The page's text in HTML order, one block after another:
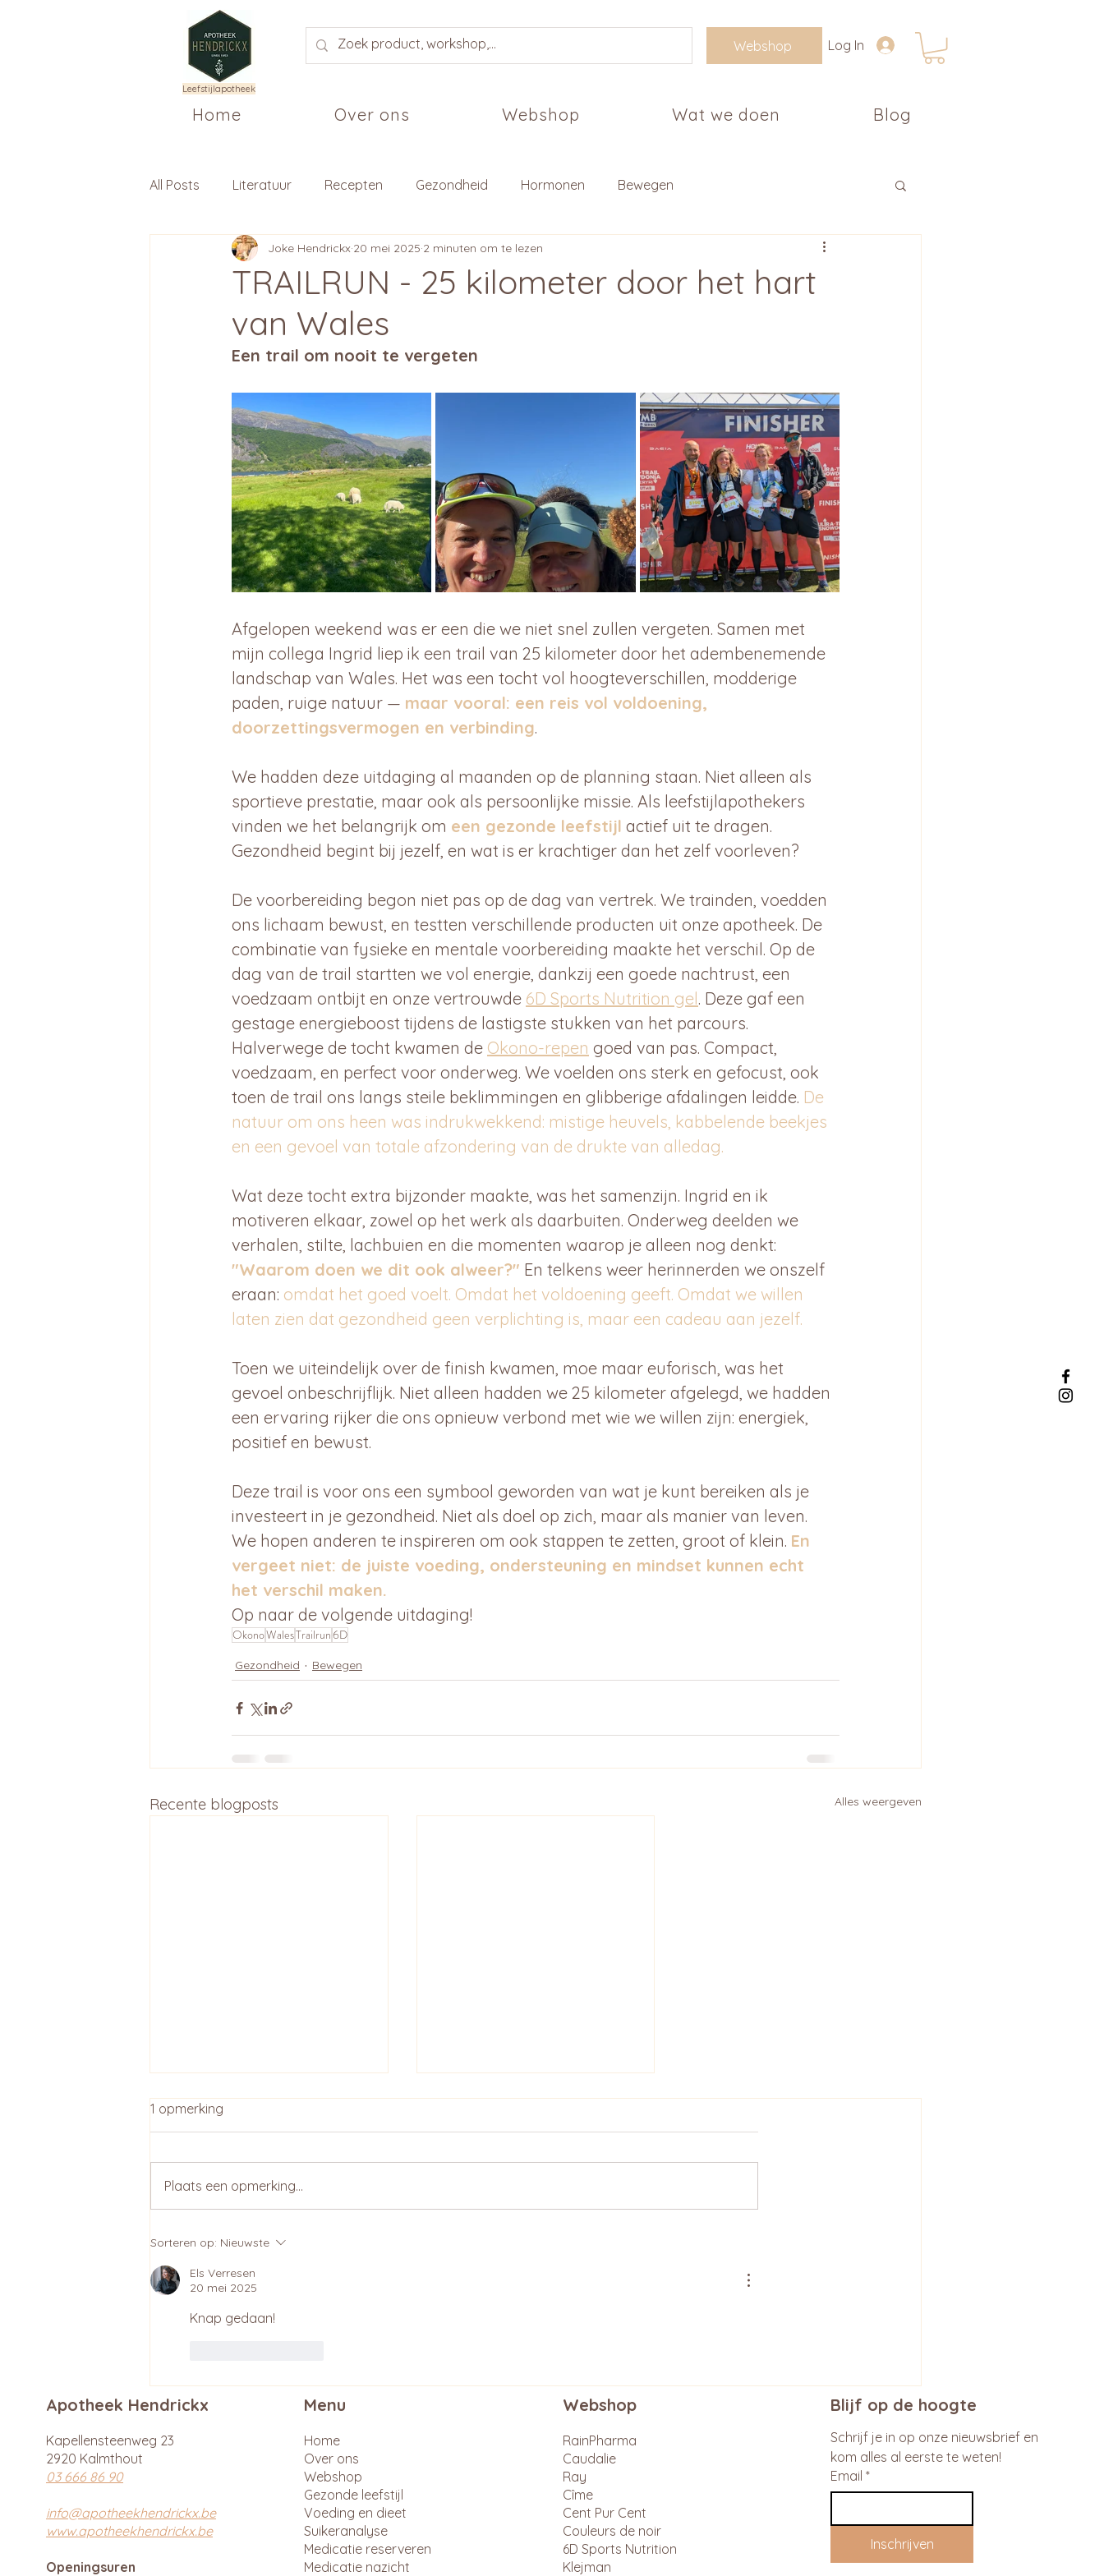
Webshop Log In
Home Over ons Webshop Wat we doen Blog
Leefstijlapotheek
All Posts Literatuur Recepten Gezondheid Hormonen Bewegen
TRAILRUN - 25 kilometer door het hart
van Wales
Joke Hendrickx 20 mei 2025 2 minuten om te lezen
Een trail om nooit te vergeten
Afgelopen weekend was er een die we niet snel zullen vergeten. Samen met
mijn collega Ingrid liep ik een trail van 25 kilometer door het adembenemende
landschap van Wales. Het was een tocht vol hoogteverschillen, modderige
paden, ruige natuur — maar vooral: een reis vol voldoening,
doorzettingsvermogen en verbinding.
We hadden deze uitdaging al maanden op de planning staan. Niet alleen als
sportieve prestatie, maar ook als persoonlijke missie. Als leefstijlapothekers
vinden we het belangrijk om een gezonde leefstijl actief uit te dragen.
Gezondheid begint bij jezelf, en wat is er krachtiger dan het zelf voorleven?
De voorbereiding begon niet pas op de dag van vertrek. We trainden, voedden
ons lichaam bewust, en testten verschillende producten uit onze apotheek. De
combinatie van fysieke en mentale voorbereiding maakte het verschil. Op de
dag van de trail startten we vol energie, dankzij een goede nachtrust, een
voedzaam ontbijt en onze vertrouwde 6D Sports Nutrition gel . Deze gaf een
gestage energieboost tijdens de lastigste stukken van het parcours.
Halverwege de tocht kwamen de Okono-repen goed van pas. Compact,
voedzaam, en perfect voor onderweg. We voelden ons sterk en gefocust, ook
toen de trail ons langs steile beklimmingen en glibberige afdalingen leidde. De
natuur om ons heen was indrukwekkend: mistige heuvels, kabbelende beekjes
en een gevoel van totale afzondering van de drukte van alledag.
Wat deze tocht extra bijzonder maakte, was het samenzijn. Ingrid en ik
motiveren elkaar, zowel op het werk als daarbuiten. Onderweg deelden we
verhalen, stilte, lachbuien en die momenten waarop je alleen nog denkt:
"Waarom doen we dit ook alweer?" En telkens weer herinnerden we onszelf
eraan: omdat het goed voelt. Omdat het voldoening geeft. Omdat we willen
laten zien dat gezondheid geen verplichting is, maar een cadeau aan jezelf.
Toen we uiteindelijk over de finish kwamen, moe maar euforisch, was het
gevoel onbeschrijflijk. Niet alleen hadden we 25 kilometer afgelegd, we hadden
een ervaring rijker die ons opnieuw verbond met wie we willen zijn: energiek,
positief en bewust.
Deze trail is voor ons een symbool geworden van wat je kunt bereiken als je
investeert in je gezondheid. Niet als doel op zich, maar als manier van leven.
We hopen anderen te inspireren om ook stappen te zetten, groot of klein. En
vergeet niet: de juiste voeding, ondersteuning en mindset kunnen echt
het verschil maken.
Op naar de volgende uitdaging!
OkonoWalesTrailrun 6D
Gezondheid Bewegen
Recente blogposts Alles weergeven
Bakken met Okono
1 opmerking
Plaats een opmerking...
Sorteren op: Nieuwste
Els Verresen
20 mei 2025
Knap gedaan!
Apotheek Hendrickx
Kapellensteenweg 23
2920 Kalmthout
03 666 86 90
info@apotheekhendrickx.be
www.apotheekhendrickx.be
Openingsuren
Menu
Home
Over ons
Webshop
Gezonde leefstijl
Voeding en dieet
Suikeranalyse
Medicatie reserveren
Medicatie nazicht
Webshop
RainPharma
Caudalie
Ray
Cîme
Cent Pur Cent
Couleurs de noir
6D Sports Nutrition
Klejman
Blijf op de hoogte
Schrijf je in op onze nieuwsbrief en
kom alles al eerste te weten!
Email *
Inschrijven